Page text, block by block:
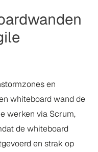
en
whiteboard wand de
werken via Scrum,
de whiteboard
en strak op